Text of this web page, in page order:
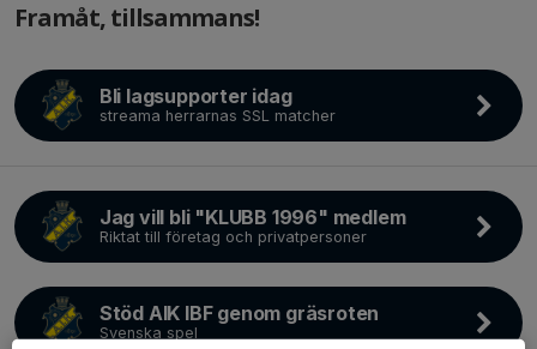
Framåt, tillsammans!
Bli lagsupporter idag
streama herrarnas SSL matcher
Jag vill bli "KLUBB 1996" medlem
Riktat till företag och privatpersoner
Stöd AIK IBF genom gräsroten
Svenska spel